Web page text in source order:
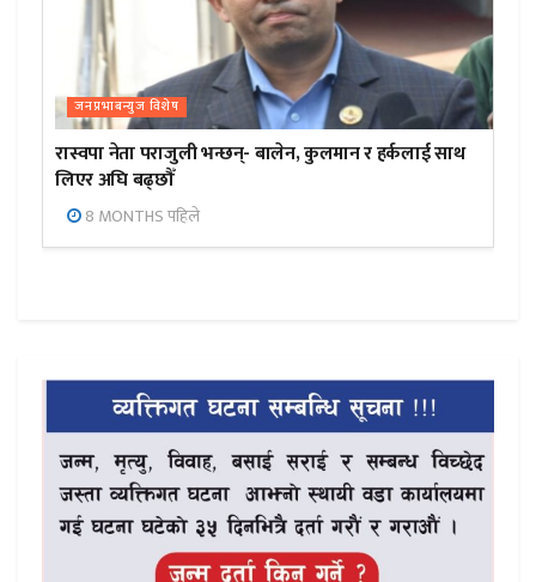
जनप्रभाबन्युज विशेष
रास्वपा नेता पराजुली भन्छन्- बालेन, कुलमान र हर्कलाई साथ
लिएर अघि बढ्छौँ
8 MONTHS पहिले